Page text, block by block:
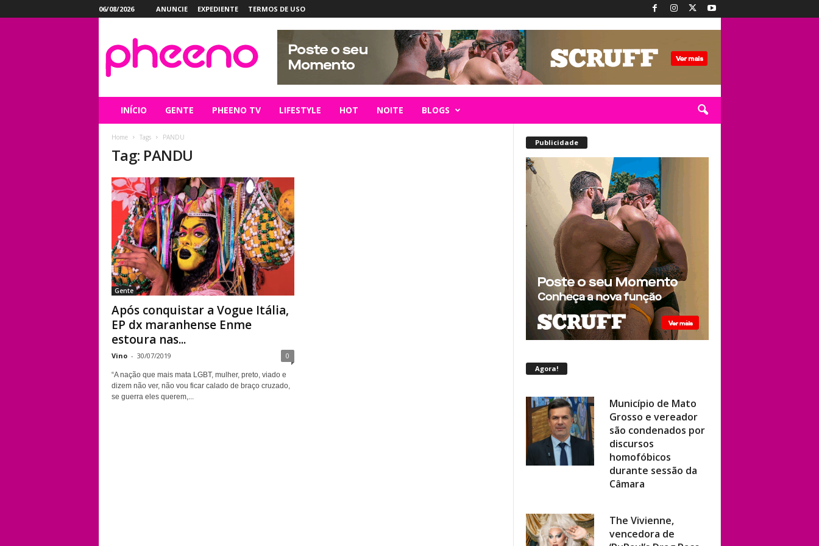
06/08/2026 ANUNCIE EXPEDIENTE TERMOS DE USO
INÍCIO GENTE PHEENO TV LIFESTYLE HOT NOITE BLOGS
Home Tags PANDU
Tag: PANDU
Gente
Após conquistar a Vogue Itália,
EP dx maranhense Enme
estoura nas...
Vino - 30/07/2019 0
“A nação que mais mata LGBT, mulher, preto, viado e
dizem não ver, não vou ficar calado de braço cruzado,
se guerra eles querem,...
Publicidade
Agora!
Grosso e vereador
são condenados por
discursos
homofóbicos
durante sessão da
Câmara
vencedora de
‘RuPaul’s Drag Race